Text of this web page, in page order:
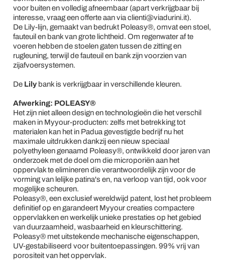
voor buiten en volledig afneembaar (apart verkrijgbaar bij
interesse, vraag een offerte aan via clienti@viadurini.it).
De Lily-lijn, gemaakt van bedrukt Poleasy®, omvat een stoel,
fauteuil en bank van grote lichtheid. Om regenwater af te
voeren hebben de stoelen gaten tussen de zitting en
rugleuning, terwijl de fauteuil en bank zijn voorzien van
zijafvoersystemen.
De Lilybank is verkrijgbaar in verschillende kleuren.
Afwerking: POLEASY®
Het zijn niet alleen design en technologieën die het verschil
maken in Myyour-producten: zelfs met betrekking tot
materialen kan het in Padua gevestigde bedrijf nu het
maximale uitdrukken dankzij een nieuw speciaal
polyethyleen genaamd Poleasy®, ontwikkeld door jaren van
onderzoek met de doel om die microporiën aan het
oppervlak te elimineren die verantwoordelijk zijn voor de
vorming van lelijke patina's en, na verloop van tijd, ook voor
mogelijke scheuren.
Poleasy®, een exclusief wereldwijd patent, lost het probleem
definitief op en garandeert Myyour creaties compactere
oppervlakken en werkelijk unieke prestaties op het gebied
van duurzaamheid, wasbaarheid en kleurschittering.
Poleasy® met uitstekende mechanische eigenschappen,
UV-gestabiliseerd voor buitentoepassingen. 99% vrij van
porositeit van het oppervlak.